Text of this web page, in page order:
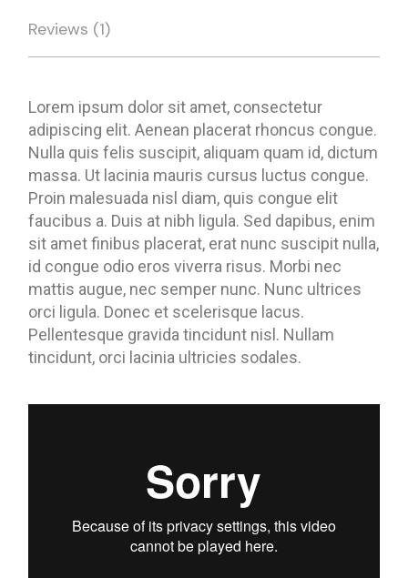
Reviews (1)
Lorem ipsum dolor sit amet, consectetur
adipiscing elit. Aenean placerat rhoncus congue.
Nulla quis felis suscipit, aliquam quam id, dictum
massa. Ut lacinia mauris cursus luctus congue.
Proin malesuada nisl diam, quis congue elit
faucibus a. Duis at nibh ligula. Sed dapibus, enim
sit amet finibus placerat, erat nunc suscipit nulla,
id congue odio eros viverra risus. Morbi nec
mattis augue, nec semper nunc. Nunc ultrices
orci ligula. Donec et scelerisque lacus.
Pellentesque gravida tincidunt nisl. Nullam
tincidunt, orci lacinia ultricies sodales.